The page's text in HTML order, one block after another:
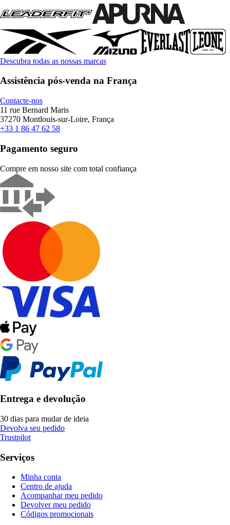
Descubra todas as nossas marcas
Assistência pós-venda na França
Contacte-nos
11 rue Bernard Maris
37270 Montlouis-sur-Loire, França
+33 1 86 47 62 58
Pagamento seguro
Compre em nosso site com total confiança
Entrega e devolução
30 dias para mudar de ideia
Devolva seu pedido
Trustpilot
Serviços
Minha conta
Centro de ajuda
Acompanhar meu pedido
Devolver meu pedido
Códigos promocionais